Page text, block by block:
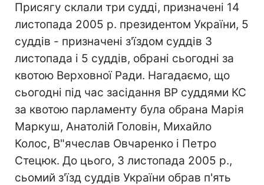
Присягу склали три судді, призначені 14
листопада 2005 р. президентом України, 5
суддів - призначені з'їздом суддів 3
листопада і 5 суддів, обрані сьогодні за
квотою Верховної Ради. Нагадаємо, що
сьогодні під час засідання ВР суддями КС
за квотою парламенту була обрана Марія
Маркуш, Анатолій Головін, Михайло
Колос, В"ячеслав Овчаренко і Петро
Стецюк. До цього, 3 листопада 2005 р.,
сьомий з'їзд суддів України обрав п'ять